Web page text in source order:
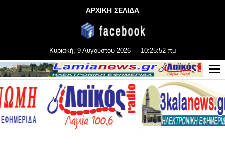
ΑΡΧΙΚΗ ΣΕΛΙΔΑ
Κυριακή, 9 Αυγούστου 2026 10:25:53 πμ